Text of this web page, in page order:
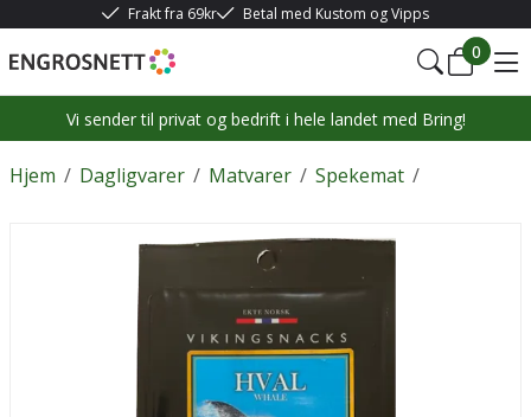
Frakt fra 69kr Betal med Kustom og Vipps
0
Vi sender til privat og bedrift i hele landet med Bring!
/
Hjem /
Dagligvarer /
Matvarer /
Spekemat